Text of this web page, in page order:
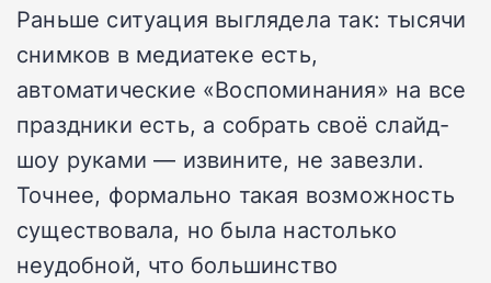
Раньше ситуация выглядела так: тысячи
снимков в медиатеке есть,
автоматические «Воспоминания» на все
праздники есть, а собрать своё слайд-
шоу руками — извините, не завезли.
Точнее, формально такая возможность
существовала, но была настолько
неудобной, что большинство